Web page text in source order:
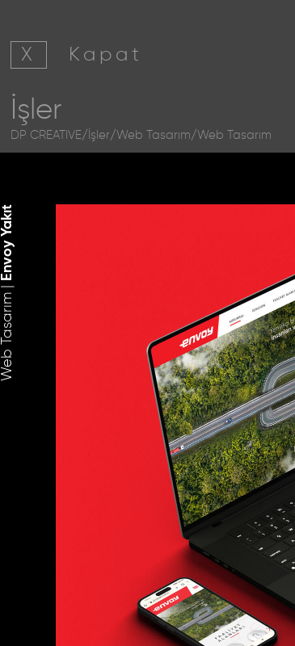
X Kapat
İşler
DP CREATIVE/ İşler/ Web Tasarım/Web Tasarım
Web Tasarım |
Envoy Yakıt